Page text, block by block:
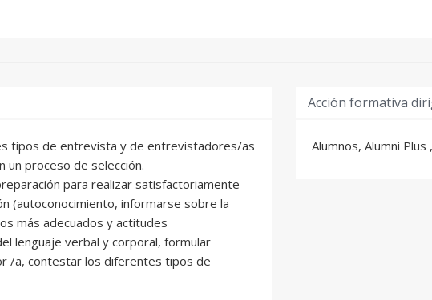
tipos de entrevista y de entrevistadores/as
un proceso de selección.
para realizar satisfactoriamente
(autoconocimiento, informarse sobre la
más adecuados y actitudes
lenguaje verbal y corporal, formular
/a, contestar los diferentes tipos de
Acción formativa
Alumnos, Alumni